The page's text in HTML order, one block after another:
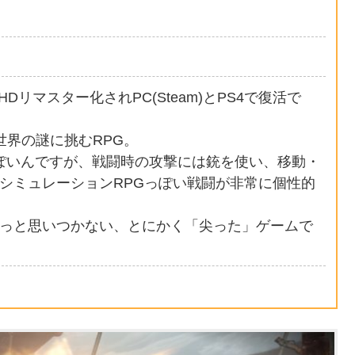
リマスター化されPC(Steam)とPS4で復活で
の謎に挑むRPG。
んですが、戦闘時の攻撃には銃を使い、移動・
ミュレーションRPGっぽい戦闘が非常に個性的
と思いつかない、とにかく「尖った」ゲームで